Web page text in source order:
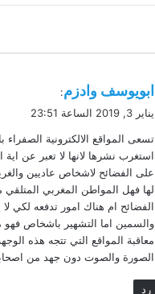
ي
ل
ابويوسف وادزم:
يناير 3, 2019 الساعة 23:51
تسعى المواقع الالكترونية الصفراء
استغرب نشرها لانها لا تعبر عن
على الفضائح لاشخاص عاديين
لها فهل المواطن المغربي
الفضائح ام هناك امور تدفعه لكي
والسمين اما التشهير باشخاص فهو
معاقبة المواقع التي تتجه هذه
الصورة والصوت دون جهد من
رد